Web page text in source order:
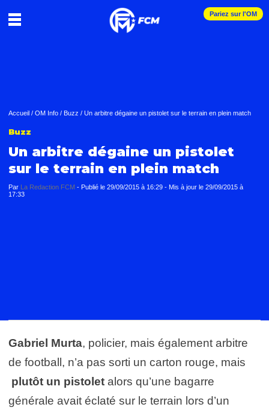
Pariez sur l'OM
Accueil / OM Info / Buzz / Un arbitre dégaine un pistolet sur le terrain en plein match
Buzz
Un arbitre dégaine un pistolet
sur le terrain en plein match
Par La Redaction FCM - Publié le 29/09/2015 à 16:29 - Mis à jour le 29/09/2015 à
17:33
Gabriel Murta, policier, mais également arbitre
de football, n’a pas sorti un carton rouge, mais
plutôt un pistolet alors qu’une bagarre
générale avait éclaté sur le terrain lors d’un